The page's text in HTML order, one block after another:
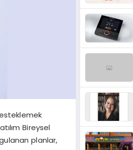
Bireysel
planlar,